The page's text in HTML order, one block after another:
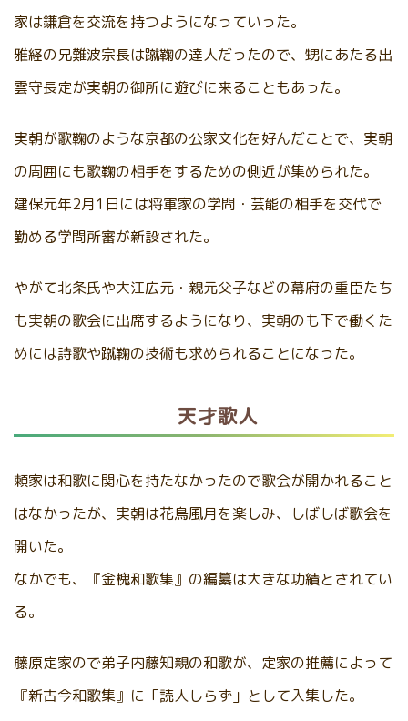
家は鎌倉を交流を持つようになっていった。
雅経の兄難波宗長は蹴鞠の達人だったので、甥にあたる出
雲守長定が実朝の御所に遊びに来ることもあった。
実朝が歌鞠のような京都の公家文化を好んだことで、実朝
の周囲にも歌鞠の相手をするための側近が集められた。
建保元年2月1日には将軍家の学問・芸能の相手を交代で
勤める学問所審が新設された。
やがて北条氏や大江広元・親元父子などの幕府の重臣たち
も実朝の歌会に出席するようになり、実朝のも下で働くた
めには詩歌や蹴鞠の技術も求められることになった。
天才歌人
頼家は和歌に関心を持たなかったので歌会が開かれること
はなかったが、実朝は花鳥風月を楽しみ、しばしば歌会を
開いた。
なかでも、『金槐和歌集』の編纂は大きな功績とされてい
る。
藤原定家ので弟子内藤知親の和歌が、定家の推薦によって
『新古今和歌集』に「読人しらず」として入集した。